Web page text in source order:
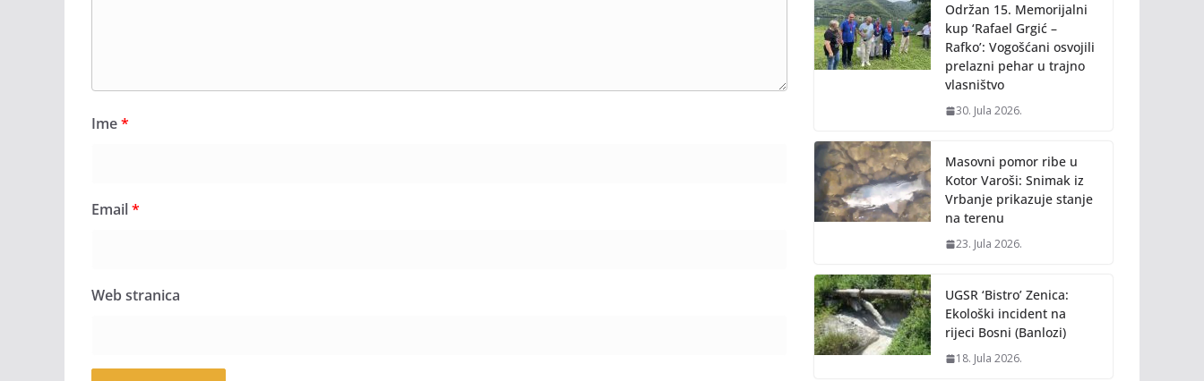
Ime*
Email*
Web stranica
Održan 15. Memorijalni
kup ‘Rafael Grgić –
Rafko’: Vogošćani osvojili
prelazni pehar u trajno
vlasništvo
30. Jula 2026.
Masovni pomor ribe u
Kotor Varoši: Snimak iz
Vrbanje prikazuje stanje
na terenu
23. Jula 2026.
UGSR ‘Bistro’ Zenica:
Ekološki incident na
rijeci Bosni (Banlozi)
18. Jula 2026.